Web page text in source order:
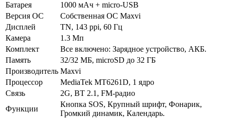
Батарея
1000 мАч + micro-USB
Версия ОС
Собственная ОС Maxvi
Дисплей
TN, 143 ppi, 60 Гц
Камера
1.3 Мп
Комплект
Все включено: Зарядное устройство, АКБ.
Память
32/32 МБ, microSD до 32 ГБ
Производитель Maxvi
Процессор
MediaTek MT6261D, 1 ядро
Связь
2G, BT 2.1, FM-радио
Функции
Кнопка SOS, Крупный шрифт, Фонарик,
Громкий динамик, Календарь.